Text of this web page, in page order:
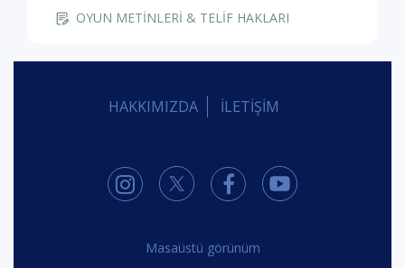
OYUN METİNLERİ & TELİF HAKLARI
HAKKIMIZDA İLETİŞİM
Masaüstü görünüm